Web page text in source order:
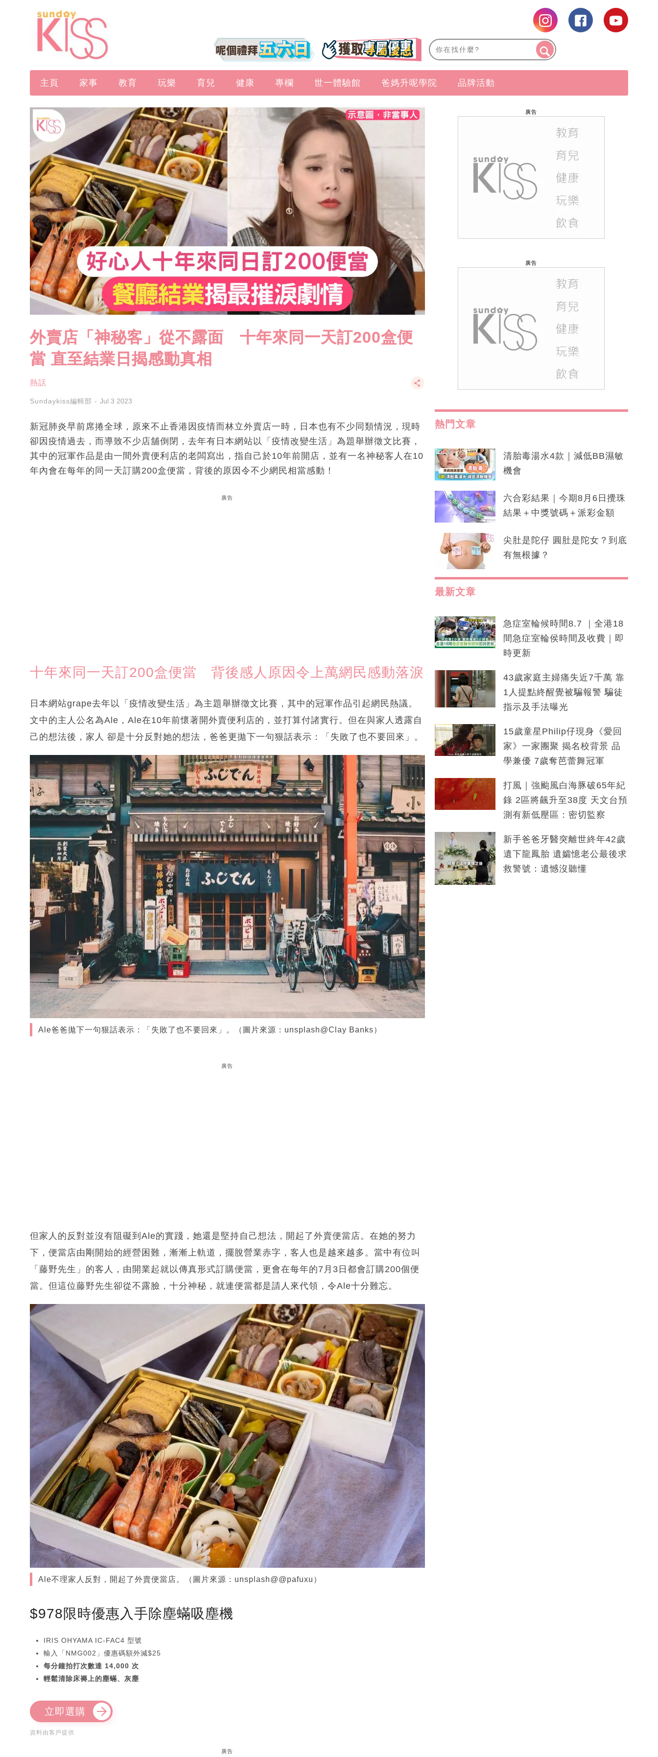
主頁 家事 教育 玩樂 育兒 健康 專欄 世一體驗館 爸媽升呢學院 品牌活動
外賣店「神秘客」從不露面 十年來同一天訂200盒便
當 直至結業日揭感動真相
熱話
Sundaykiss編輯部 Jul 3 2023
新冠肺炎早前席捲全球，原來不止香港因疫情而林立外賣店一時，日本也有不少同類情況，現時
卻因疫情過去，而導致不少店舖倒閉，去年有日本網站以「疫情改變生活」為題舉辦徵文比賽，
其中的冠軍作品是由一間外賣便利店的老闆寫出，指自己於10年前開店，並有一名神秘客人在10
年內會在每年的同一天訂購200盒便當，背後的原因令不少網民相當感動！
廣告
十年來同一天訂200盒便當 背後感人原因令上萬網民感動落淚
日本網站grape去年以「疫情改變生活」為主題舉辦徵文比賽，其中的冠軍作品引起網民熱議。
文中的主人公名為Ale，Ale在10年前懷著開外賣便利店的，並打算付諸實行。但在與家人透露自
己的想法後，家人 卻是十分反對她的想法，爸爸更拋下一句狠話表示：「失敗了也不要回來」。
Ale爸爸拋下一句狠話表示：「失敗了也不要回來」。（圖片來源：unsplash@Clay Banks）
廣告
但家人的反對並沒有阻礙到Ale的實踐，她還是堅持自己想法，開起了外賣便當店。在她的努力
下，便當店由剛開始的經營困難，漸漸上軌道，擺脫營業赤字，客人也是越來越多。當中有位叫
「藤野先生」的客人，由開業起就以傳真形式訂購便當，更會在每年的7月3日都會訂購200個便
當。但這位藤野先生卻從不露臉，十分神秘，就連便當都是請人來代領，令Ale十分難忘。
Ale不理家人反對，開起了外賣便當店。（圖片來源：unsplash@@pafuxu）
$978限時優惠入手除塵蟎吸塵機
IRIS OHYAMA IC-FAC4 型號
輸入「NMG002」優惠碼額外減$25
每分鐘拍打次數達 14,000 次
輕鬆清除床褥上的塵蟎、灰塵
立即選購
資料由客戶提供
廣告
廣告
廣告
熱門文章
清胎毒湯水4款｜減低BB濕敏
機會
六合彩結果｜今期8月6日攪珠
結果＋中獎號碼＋派彩金額
尖肚是陀仔 圓肚是陀女？到底
有無根據？
最新文章
急症室輪候時間8.7 ｜全港18
間急症室輪侯時間及收費｜即
時更新
43歲家庭主婦痛失近7千萬 靠
1人提點終醒覺被騙報警 騙徒
指示及手法曝光
15歲童星Philip仔現身《愛回
家》一家團聚 揭名校背景 品
學兼優 7歲奪芭蕾舞冠軍
打風｜強颱風白海豚破65年紀
錄 2區將飆升至38度 天文台預
測有新低壓區：密切監察
新手爸爸牙醫突離世終年42歲
遺下龍鳳胎 遺孀憶老公最後求
救警號：遺憾沒聽懂